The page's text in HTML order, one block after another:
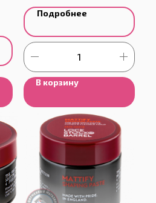
Подробнее
В корзину